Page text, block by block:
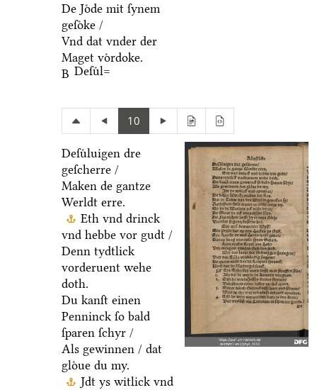
De Joͤde mit ſynem
geſoͤke /
Vnd dat vnder der
Maget voͤrdoke.
B Deſuͤl=
10
Deſuͤluigen dre
geſcherre /
Maken de gantze
Werldt erre.
Eth vnd drinck
vnd hebbe vor gudt /
Denn tydtlick
vorderuent wehe
doth.
Du kanſt einen
Penninck ſo bald
ſparen ſchyr /
Als gewinnen / dat
gloͤue du my.
Jdt ys witlick vnd